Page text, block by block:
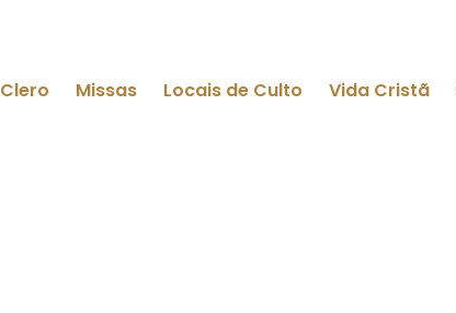
Clero Missas Locais de Culto Vida Cristã